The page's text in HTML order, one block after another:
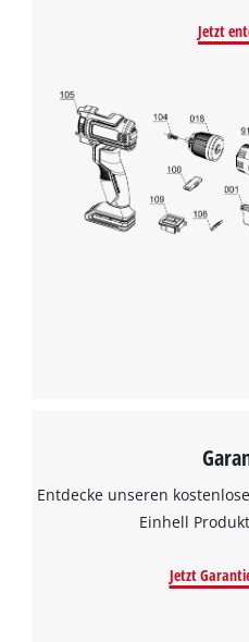
Wir
Google
This content
to trackers
Jetzt
Entdecke unseren
Einhell
Jetzt